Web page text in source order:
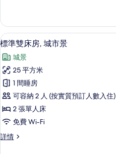
張
特
大
床
家
庭
房
的
相
片
特
大
床
庭
房
詳
情
載
入
所
有
標
準
雙
床
房,
3
標準雙床房, 城市景
城景
25 平方米
1 間睡房
可容納 2 人 (按實質預訂人數入住)
2 張單人床
免費 Wi-Fi
詳情
標